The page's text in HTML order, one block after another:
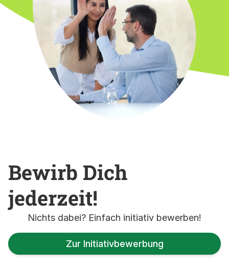
Bewirb Dich
jederzeit!
Nichts dabei? Einfach initiativ bewerben!
Zur Initiativbewerbung